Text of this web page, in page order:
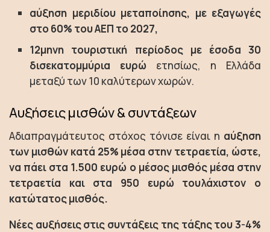
αύξηση μεριδίου μεταποίησης, με εξαγωγές
στο 60% του ΑΕΠ το 2027,
12μηνη τουριστική περίοδος με έσοδα 30
δισεκατομμύρια ευρώ ετησίως, η Ελλάδα
μεταξύ των 10 καλύτερων χωρών.
Αυξήσεις μισθών & συντάξεων
Αδιαπραγμάτευτος στόχος τόνισε είναι η αύξηση
των μισθών κατά 25% μέσα στην τετραετία, ώστε,
να πάει στα 1.500 ευρώ ο μέσος μισθός μέσα στην
τετραετία και στα 950 ευρώ τουλάχιστον ο
κατώτατος μισθός.
Νέες αυξήσεις στις συντάξεις της τάξης του 3-4%